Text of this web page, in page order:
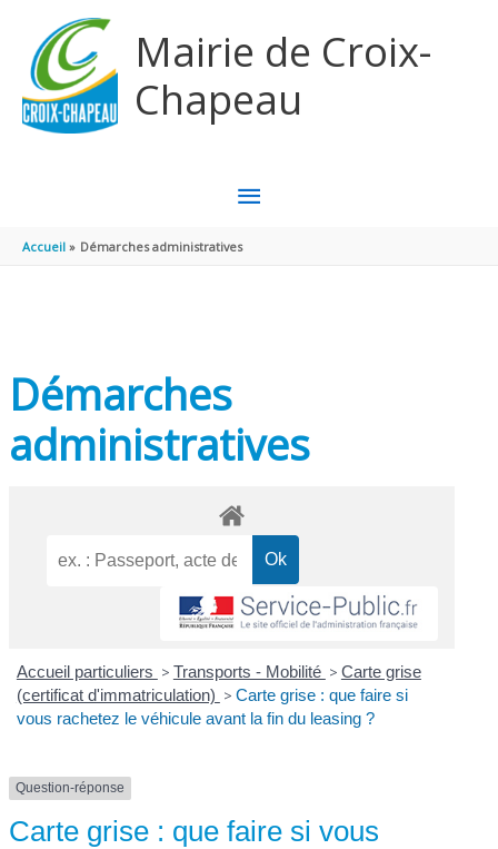
Mairie de Croix-
Chapeau
MENU
PRINCIPAL
Accueil Démarches administratives
Démarches
administratives
Accueil particuliers > Transports - Mobilité > Carte grise
(certificat d'immatriculation) > Carte grise : que faire si
vous rachetez le véhicule avant la fin du leasing ?
Question-réponse
Carte grise : que faire si vous